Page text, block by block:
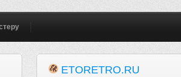
ETORETRO.RU